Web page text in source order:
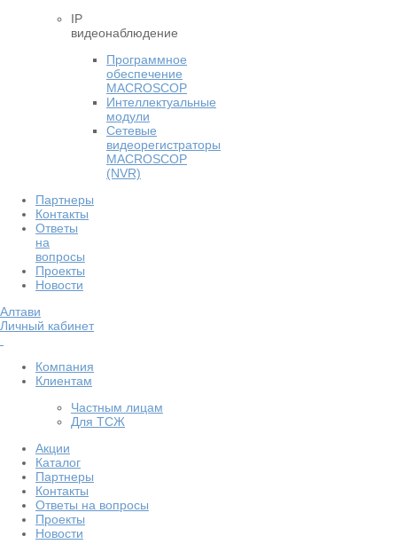
IP
видеонаблюдение
Программное
обеспечение
MACROSCOP
Интеллектуальные
модули
Сетевые
видеорегистраторы
MACROSCOP
(NVR)
Партнеры
Контакты
Ответы
на
вопросы
Проекты
Новости
Алтави
Личный кабинет
Компания
Клиентам
Частным лицам
Для ТСЖ
Акции
Каталог
Партнеры
Контакты
Ответы на вопросы
Проекты
Новости